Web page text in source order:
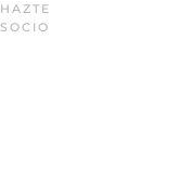
HAZTE
SOCIO